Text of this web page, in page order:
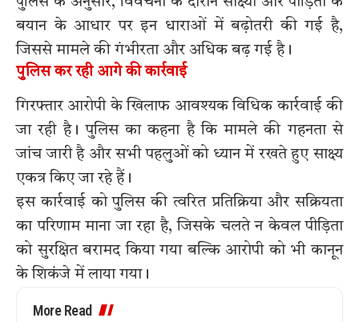
बयान के आधार पर इन धाराओं में बढ़ोतरी की गई है,
जिससे मामले की गंभीरता और अधिक बढ़ गई है।
पुलिस कर रही आगे की कार्रवाई
गिरफ्तार आरोपी के खिलाफ आवश्यक विधिक कार्रवाई की
जा रही है। पुलिस का कहना है कि मामले की गहनता से
जांच जारी है और सभी पहलुओं को ध्यान में रखते हुए साक्ष्य
एकत्र किए जा रहे हैं।
इस कार्रवाई को पुलिस की त्वरित प्रतिक्रिया और सक्रियता
का परिणाम माना जा रहा है, जिसके चलते न केवल पीड़िता
को सुरक्षित बरामद किया गया बल्कि आरोपी को भी कानून
के शिकंजे में लाया गया।
More Read